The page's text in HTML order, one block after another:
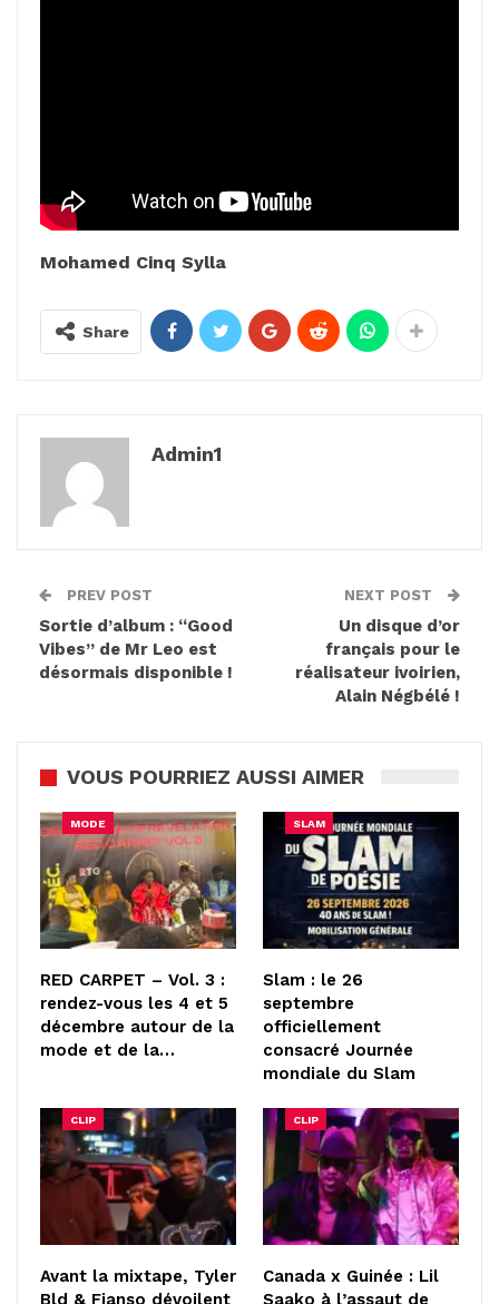
Mohamed Cinq Sylla
Share
Admin1
PREV POST
Sortie d’album : “Good
Vibes” de Mr Leo est
désormais disponible !
NEXT POST
Un disque d’or
français pour le
réalisateur ivoirien,
Alain Négbélé !
VOUS POURRIEZ AUSSI AIMER
MODE
RED CARPET – Vol. 3 :
rendez-vous les 4 et 5
décembre autour de la
mode et de la…
SLAM
Slam : le 26
septembre
officiellement
consacré Journée
mondiale du Slam
CLIP
Avant la mixtape, Tyler
Bld & Fianso dévoilent
CLIP
Canada x Guinée : Lil
Saako à l’assaut de